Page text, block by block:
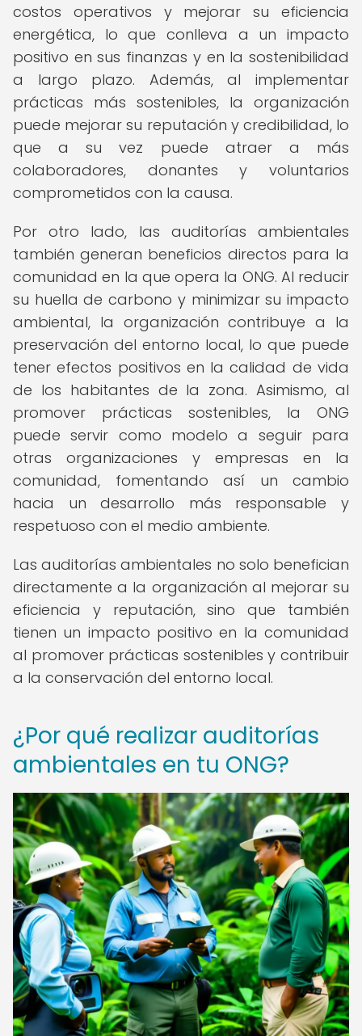
costos operativos y mejorar su eficiencia
energética, lo que conlleva a un impacto
positivo en sus finanzas y en la sostenibilidad
a largo plazo. Además, al implementar
prácticas más sostenibles, la organización
puede mejorar su reputación y credibilidad, lo
que a su vez puede atraer a más
colaboradores, donantes y voluntarios
comprometidos con la causa.
Por otro lado, las auditorías ambientales
también generan beneficios directos para la
comunidad en la que opera la ONG. Al reducir
su huella de carbono y minimizar su impacto
ambiental, la organización contribuye a la
preservación del entorno local, lo que puede
tener efectos positivos en la calidad de vida
de los habitantes de la zona. Asimismo, al
promover prácticas sostenibles, la ONG
puede servir como modelo a seguir para
otras organizaciones y empresas en la
comunidad, fomentando así un cambio
hacia un desarrollo más responsable y
respetuoso con el medio ambiente.
Las auditorías ambientales no solo benefician
directamente a la organización al mejorar su
eficiencia y reputación, sino que también
tienen un impacto positivo en la comunidad
al promover prácticas sostenibles y contribuir
a la conservación del entorno local.
¿Por qué realizar auditorías
ambientales en tu ONG?